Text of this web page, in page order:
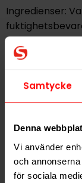
Samtycke
Denna
Vi använder
och
för sociala
Ingredienser:
aromer,
Hitta alla
Alla produkter